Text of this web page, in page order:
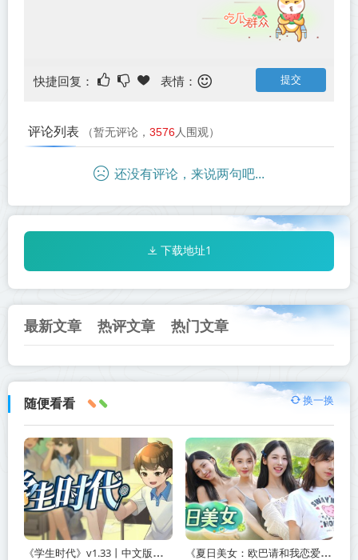
快捷回复： 表情：
评论列表 （暂无评论， 3576人围观）
还没有评论，来说两句吧...
下载地址1
最新文章 热评文章 热门文章
随便看看 换一换
《学生时代》v1.33丨中文版网盘下载 《夏日美女：欧巴请和我恋爱吧！ Summer’s Heartbeat》v20260408-免安装中文版丨中文版网盘下载